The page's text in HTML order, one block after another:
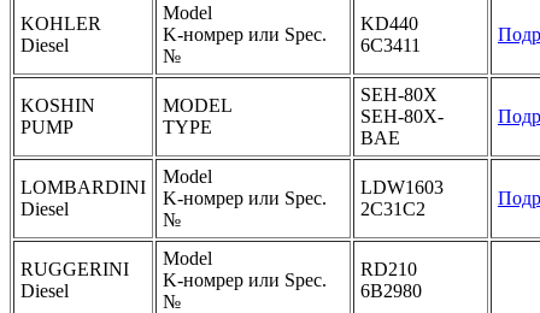
KOHLER
Diesel
Model
K-номрер или Spec.
№
KD440
6C3411
KOSHIN
PUMP
MODEL
TYPE
SEH-80X
SEH-80X-
BAE
LOMBARDINI
Diesel
Model
K-номрер или Spec.
№
LDW1603
2C31C2
RUGGERINI
Diesel
Model
K-номрер или Spec.
№
RD210
6B2980